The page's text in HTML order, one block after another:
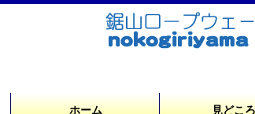
ホーム 見どころ